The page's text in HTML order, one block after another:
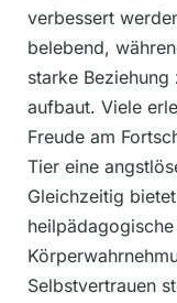
verbessert
belebend,
starke
aufbaut. Viele
Freude am
Tier eine
Gleichzeitig
Selbstvertrauen